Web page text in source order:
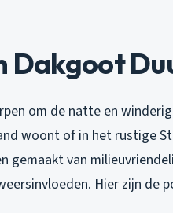
Dakgoot
om de natte en
woont of in het rustige
gemaakt van
Hier zijn de